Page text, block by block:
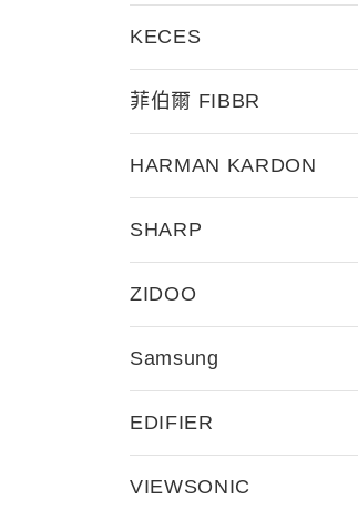
KECES
菲伯爾 FIBBR
HARMAN KARDON
SHARP
ZIDOO
Samsung
EDIFIER
VIEWSONIC